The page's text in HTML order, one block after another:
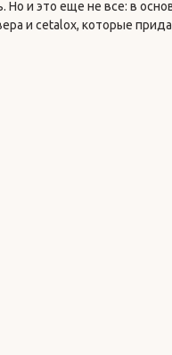
Но и это еще не все: в
и cetalox, которые